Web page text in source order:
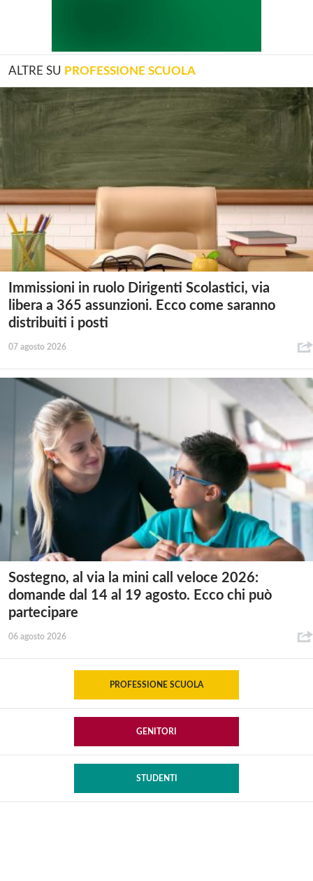
ALTRE SU PROFESSIONE SCUOLA
Immissioni in ruolo Dirigenti Scolastici, via
libera a 365 assunzioni. Ecco come saranno
distribuiti i posti
07 agosto 2026
Sostegno, al via la mini call veloce 2026:
domande dal 14 al 19 agosto. Ecco chi può
partecipare
06 agosto 2026
PROFESSIONE SCUOLA
GENITORI
STUDENTI